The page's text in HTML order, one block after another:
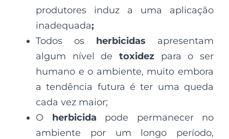
produtores induz a uma aplicação
inadequada;
Todos os herbicidas apresentam
algum nível de toxidez para o ser
humano e o ambiente, muito embora
a tendência futura é ter uma queda
cada vez maior;
O herbicida pode permanecer no
ambiente por um longo período,